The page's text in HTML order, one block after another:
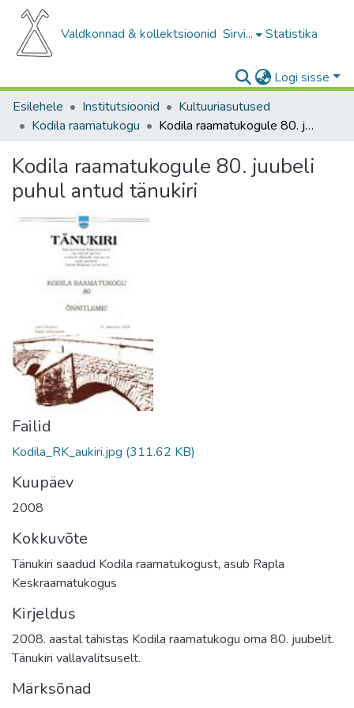
Valdkonnad & kollektsioonid Sirvi... Statistika
Logi sisse
Esilehele
Institutsioonid
Kultuuriasutused
Kodila raamatukogu
Kodila raamatukogule 80. juubeli puhul antud tänukiri
Kodila raamatukogule 80. juubeli
puhul antud tänukiri
Failid
Kodila_RK_aukiri.jpg (311.62 KB)
Kuupäev
2008
Kokkuvõte
Tänukiri saadud Kodila raamatukogust, asub Rapla
Keskraamatukogus
Kirjeldus
2008. aastal tähistas Kodila raamatukogu oma 80. juubelit.
Tänukiri vallavalitsuselt.
Märksõnad